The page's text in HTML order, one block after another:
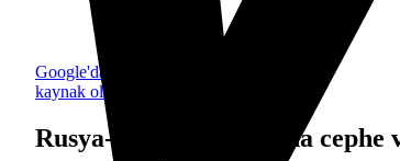
Google'da tercih edilen
kaynak olarak ekle
Rusya-Ukrayna hattında cephe